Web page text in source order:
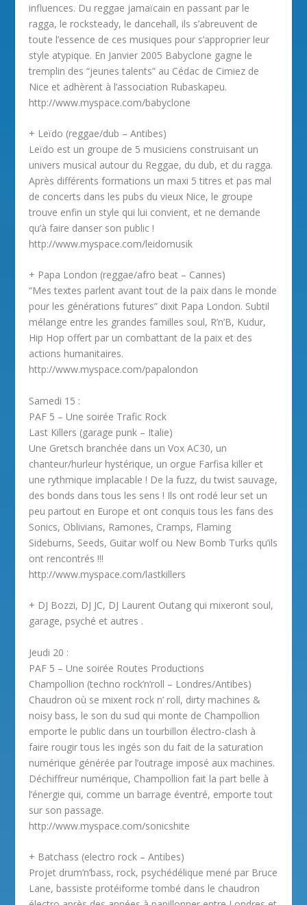
influences. Du reggae jamaïcain en passant par le
ragga, le rocksteady, le dancehall, ils s’abreuvent de
toute l’essence de ces musiques pour s’approprier leur
style atypique. En Janvier 2005 Babyclone gagne le
tremplin des “jeunes talents” au Cédac de Cimiez de
Nice et adhèrent à l’association Rubaskapeu.
http://www.myspace.com/babyclone
+ Leïdo (reggae/dub – Antibes)
Leïdo est un groupe de 5 musiciens construisant un
univers musical autour du Reggae, du dub, et du ragga.
Après différents formations un maxi 5 titres et pas mal
de concerts dans les pubs du vieux Nice, le groupe
trouve enfin un style qui lui convient, et ne demande
qu’à faire danser son public !
http://www.myspace.com/leidomusik
+ Papa London (reggae/afro beat – Cannes)
“Mes textes parlent avant tout de la paix dans le monde
pour les générations futures” dixit Papa London. Subtil
mélange entre les grandes familles soul, R’n’B, Kudur,
Hip Hop offert par un combattant de la paix et des
actions humanitaires.
http://www.myspace.com/papalondon
Samedi 15 :
PAF 5 – Une soirée Trafic Rock
Last Killers (garage punk – Italie)
Une Gretsch branchée dans un Vox AC30, un
chanteur/hurleur hystérique, un orgue Farfisa killer et
une rythmique implacable ! De la fuzz, du twist sauvage,
des bonds dans tous les sens ! Ils ont rodé leur set un
peu partout en Europe et ont conquis tous les fans des
Sonics, Oblivians, Ramones, Cramps, Flaming
Sideburns, Seeds, Guitar wolf ou New Bomb Turks qu’ils
ont rencontrés !!!
http://www.myspace.com/lastkillers
+ DJ Bozzi, DJ JC, DJ Laurent Outang qui mixeront soul,
garage, psyché et autres .
Jeudi 20 :
PAF 5 – Une soirée Routes Productions
Champollion (techno rock’n’roll – Londres/Antibes)
Chaudron où se mixent rock n’ roll, dirty machines &
noisy bass, le son du sud qui monte de Champollion
emporte le public dans un tourbillon électro-clash à
faire rougir tous les ingés son du fait de la saturation
numérique générée par l’outrage imposé aux machines.
Déchiffreur numérique, Champollion fait la part belle à
l’énergie qui, comme un barrage éventré, emporte tout
sur son passage.
http://www.myspace.com/sonicshite
+ Batchass (electro rock – Antibes)
Projet drum’n’bass, rock, psychédélique mené par Bruce
Lane, bassiste protéiforme tombé dans le chaudron